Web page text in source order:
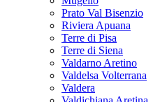
Prato Val Bisenzio
Riviera Apuana
Terre di Pisa
Terre di Siena
Valdarno Aretino
Valdelsa Volterrana
Valdera